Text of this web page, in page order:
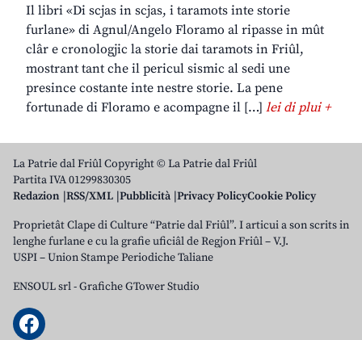
Il libri «Di scjas in scjas, i taramots inte storie
furlane» di Agnul/Angelo Floramo al ripasse in mût
clâr e cronologjic la storie dai taramots in Friûl,
mostrant tant che il pericul sismic al sedi une
presince costante inte nestre storie. La pene
fortunade di Floramo e acompagne il […] lei di plui +
La Patrie dal Friûl Copyright © La Patrie dal Friûl
Partita IVA 01299830305
Redazion RSS/XML Pubblicità Privacy PolicyCookie Policy
Proprietât Clape di Culture “Patrie dal Friûl”. I articui a son scrits in
lenghe furlane e cu la grafie uficiâl de Regjon Friûl – V.J.
USPI – Union Stampe Periodiche Taliane
ENSOUL srl-Grafiche GTower Studio